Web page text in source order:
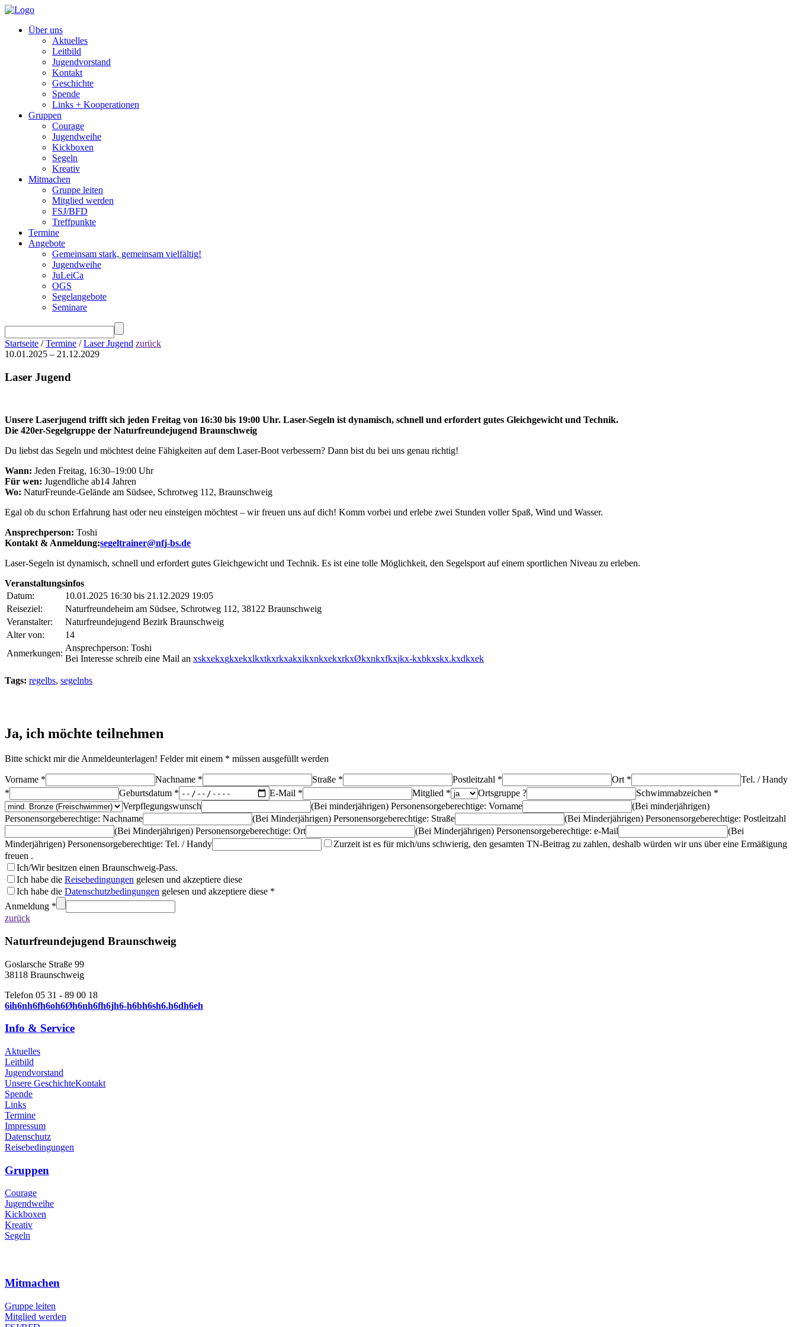
Über uns
Aktuelles
Leitbild
Jugendvorstand
Kontakt
Geschichte
Spende
Links + Kooperationen
Gruppen
Courage
Jugendweihe
Kickboxen
Segeln
Kreativ
Mitmachen
Gruppe leiten
Mitglied werden
FSJ/BFD
Treffpunkte
Termine
Angebote
Gemeinsam stark, gemeinsam vielfältig!
Jugendweihe
JuLeiCa
OGS
Segelangebote
Seminare
Startseite /Termine /Laser Jugend zurück
10.01.2025 – 21.12.2029
Laser Jugend
Unsere Laserjugend trifft sich jeden Freitag von 16:30 bis 19:00 Uhr. Laser-Segeln ist dynamisch, schnell und erfordert gutes Gleichgewicht und Technik.
Die 420er-Segelgruppe der Naturfreundejugend Braunschweig
Du liebst das Segeln und möchtest deine Fähigkeiten auf dem Laser-Boot verbessern? Dann bist du bei uns genau richtig!
Wann: Jeden Freitag, 16:30–19:00 Uhr
Für wen: Jugendliche ab14 Jahren
Wo: NaturFreunde-Gelände am Südsee, Schrotweg 112, Braunschweig
Egal ob du schon Erfahrung hast oder neu einsteigen möchtest – wir freuen uns auf dich! Komm vorbei und erlebe zwei Stunden voller Spaß, Wind und Wasser.
Ansprechperson: Toshi
Kontakt & Anmeldung:segeltrainer@nfj-bs.de
Laser-Segeln ist dynamisch, schnell und erfordert gutes Gleichgewicht und Technik. Es ist eine tolle Möglichkeit, den Segelsport auf einem sportlichen Niveau zu erleben.
Veranstaltungsinfos
Datum:
10.01.2025 16:30 bis 21.12.2029 19:05
Reiseziel:
Naturfreundeheim am Südsee, Schrotweg 112, 38122 Braunschweig
Veranstalter:
Naturfreundejugend Bezirk Braunschweig
Alter von:
14
Anmerkungen:
Ansprechperson: Toshi
Bei Interesse schreib eine Mail an xskxekxgkxekxlkxtkxrkxakxikxnkxekxrkxØkxnkxfkxjkx-kxbkxskx.kxdkxek
Tags: regelbs, segelnbs
Ja, ich möchte teilnehmen
Bitte schickt mir die Anmeldeunterlagen! Felder mit einem * müssen ausgefüllt werden
Vorname * Nachname * Straße * Postleitzahl * Ort *
Tel. / Handy
*
Geburtsdatum * E-Mail * Mitglied * Ortsgruppe ?
Schwimmabzeichen *
Verpflegungswunsch
(Bei minderjährigen) Personensorgeberechtige: Vorname
(Bei minderjährigen)
Personensorgeberechtige: Nachname
(Bei Minderjährigen) Personensorgeberechtige: Straße
(Bei Minderjährigen) Personensorgeberechtige: Postleitzahl
(Bei Minderjährigen) Personensorgeberechtige: Ort
(Bei Minderjährigen) Personensorgeberechtige: e-Mail
(Bei
Minderjährigen) Personensorgeberechtige: Tel. / Handy
Zurzeit ist es für mich/uns schwierig, den gesamten TN-Beitrag zu zahlen, deshalb würden wir uns über eine Ermäßigung
freuen .
Ich/Wir besitzen einen Braunschweig-Pass.
Ich habe die Reisebedingungen gelesen und akzeptiere diese
Ich habe die Datenschutzbedingungen gelesen und akzeptiere diese *
Anmeldung *
zurück
Naturfreundejugend Braunschweig
Goslarsche Straße 99
38118 Braunschweig
Telefon 05 31 - 89 00 18
6ih6nh6fh6oh6Øh6nh6fh6jh6-h6bh6sh6.h6dh6eh
Info & Service
Aktuelles
Leitbild
Jugendvorstand
Unsere GeschichteKontakt
Spende
Links
Termine
Impressum
Datenschutz
Reisebedingungen
Gruppen
Courage
Jugendweihe
Kickboxen
Kreativ
Segeln
Mitmachen
Gruppe leiten
Mitglied werden